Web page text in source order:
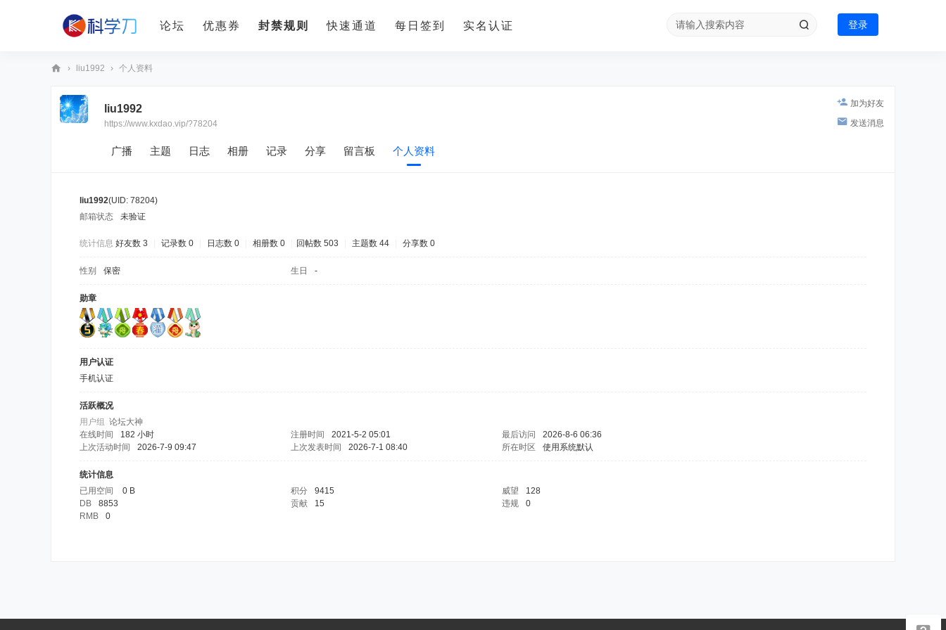
论坛 优惠券 封禁规则 快速通道 每日签到 实名认证 登录
学
› liu1992 › 个人资料
加为好友
发送消息
liu1992
https://www.kxdao.vip/?78204
广播 主题 日志 相册 记录 分享 留言板 个人资料
liu1992(UID: 78204)
邮箱状态
未验证
统计信息 好友数 3 记录数 0 日志数 0 相册数 0 回帖数 503 主题数 44 分享数 0
性别 保密 生日 -
勋章
用户认证
手机认证
活跃概况
用户组 论坛大神
在线时间
182 小时 注册时间 2021-5-2 05:01 最后访问
2026-8-6 06:36
上次活动时间
2026-7-9 09:47 上次发表时间 2026-7-1 08:40 所在时区 使用系统默认
统计信息
已用空间
0 B 积分 9415 威望
128
DB
8853 贡献 15 违规
0
RMB
0